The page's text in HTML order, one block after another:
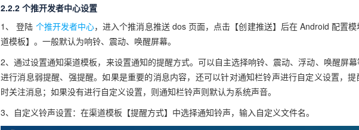
2.2.2 个推开发者中心设置
1、 登陆 个推开发者中心，进入个推消息推送 dos 页面，点击【创建推送】后在 Android 配置
道模板】。一般默认为响铃、震动、唤醒屏幕。
2、通过设置通知渠道模板，来设置通知的提醒方式。可以自主选择响铃、震动、浮动、唤醒屏
进行消息弱提醒、强提醒。如果是重要的消息内容，还可以针对通知栏铃声进行自定义设置，
时关注消息；如果没有进行自定义设置，则通知栏铃声则默认为系统声音。
3、自定义铃声设置：在渠道模板【提醒方式】中选择通知铃声，输入自定义文件名。